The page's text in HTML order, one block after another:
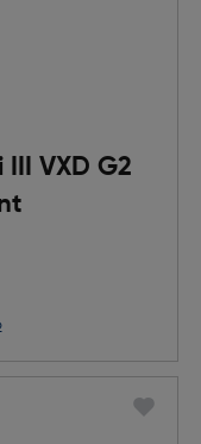
VXD G2
Preis